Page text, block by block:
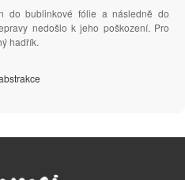
do bublinkové fólie a následně do
nedošlo k jeho poškození. Pro
hadřík.